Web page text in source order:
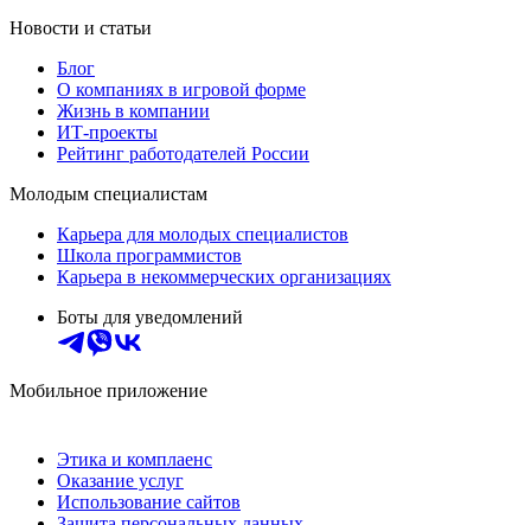
Новости и статьи
Блог
О компаниях в игровой форме
Жизнь в компании
ИТ-проекты
Рейтинг работодателей России
Молодым специалистам
Карьера для молодых специалистов
Школа программистов
Карьера в некоммерческих организациях
Боты для уведомлений
Мобильное приложение
Этика и комплаенс
Оказание услуг
Использование сайтов